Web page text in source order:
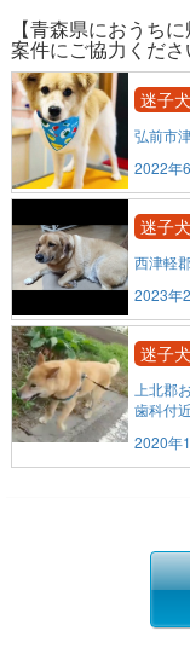
【青森県におうち
案件にご協力くださ
迷子
弘前市
2022年
迷子
西津軽
2023年
迷子
上北郡
歯科付近
2020年